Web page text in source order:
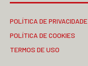
POLÍTICA DE PRIVACIDADE
POLÍTICA DE COOKIES
TERMOS DE USO